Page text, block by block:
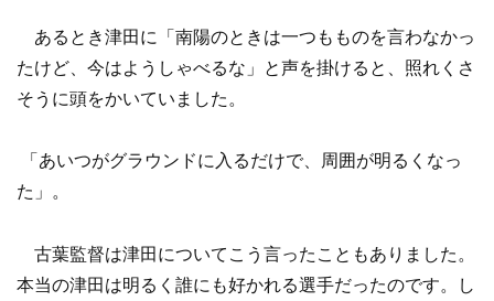
あるとき津田に「南陽のときは一つもものを言わなかっ
たけど、今はようしゃべるな」と声を掛けると、照れくさ
そうに頭をかいていました。
「あいつがグラウンドに入るだけで、周囲が明るくなっ
た」。
古葉監督は津田についてこう言ったこともありました。
本当の津田は明るく誰にも好かれる選手だったのです。し